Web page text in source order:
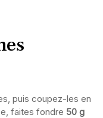
puis coupez-les en
faites fondre 50 g